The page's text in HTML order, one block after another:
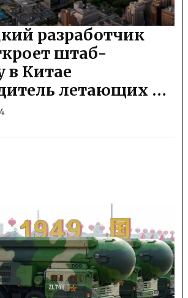
разработчик
штаб-
в Китае
летающих …